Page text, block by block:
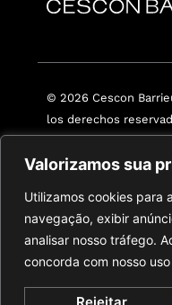
Valorizamos sua
Utilizamos cookies para
navegação, exibir
analisar nosso tráfego.
concorda com nosso
© 2026 Cescon
los derechos